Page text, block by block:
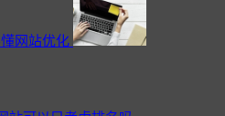
网站优化